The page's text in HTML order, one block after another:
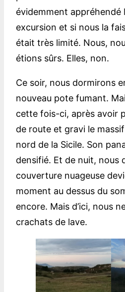
évidemment appréhendé
excursion et si nous la
était très limité. Nous,
étions sûrs. Elles, non.
Ce soir, nous dormirons
nouveau pote fumant.
cette fois-ci, après avoir
de route et gravi le
nord de la Sicile. Son
densifié. Et de nuit, nous
couverture nuageuse
moment au dessus du
encore. Mais d’ici, nous
crachats de lave.